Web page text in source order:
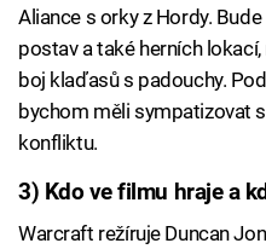
Aliance s orky z Hordy.
postav a také herních
boj klaďasů s padouchy.
bychom měli sympatizovat
konfliktu.
3) Kdo ve filmu hraje a
Warcraft režíruje Duncan